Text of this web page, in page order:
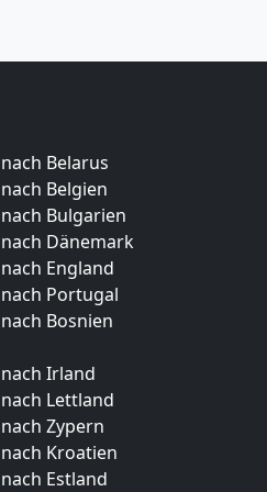
Belarus
Belgien
Bulgarien
Dänemark
England
Portugal
Bosnien
Irland
Lettland
Zypern
Kroatien
Estland